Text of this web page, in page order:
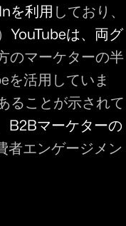
を利用 しており、
YouTubeは、両グ
のマーケターの半
を活用していま
ることが示されて
B2Bマーケターの
者エンゲージメン